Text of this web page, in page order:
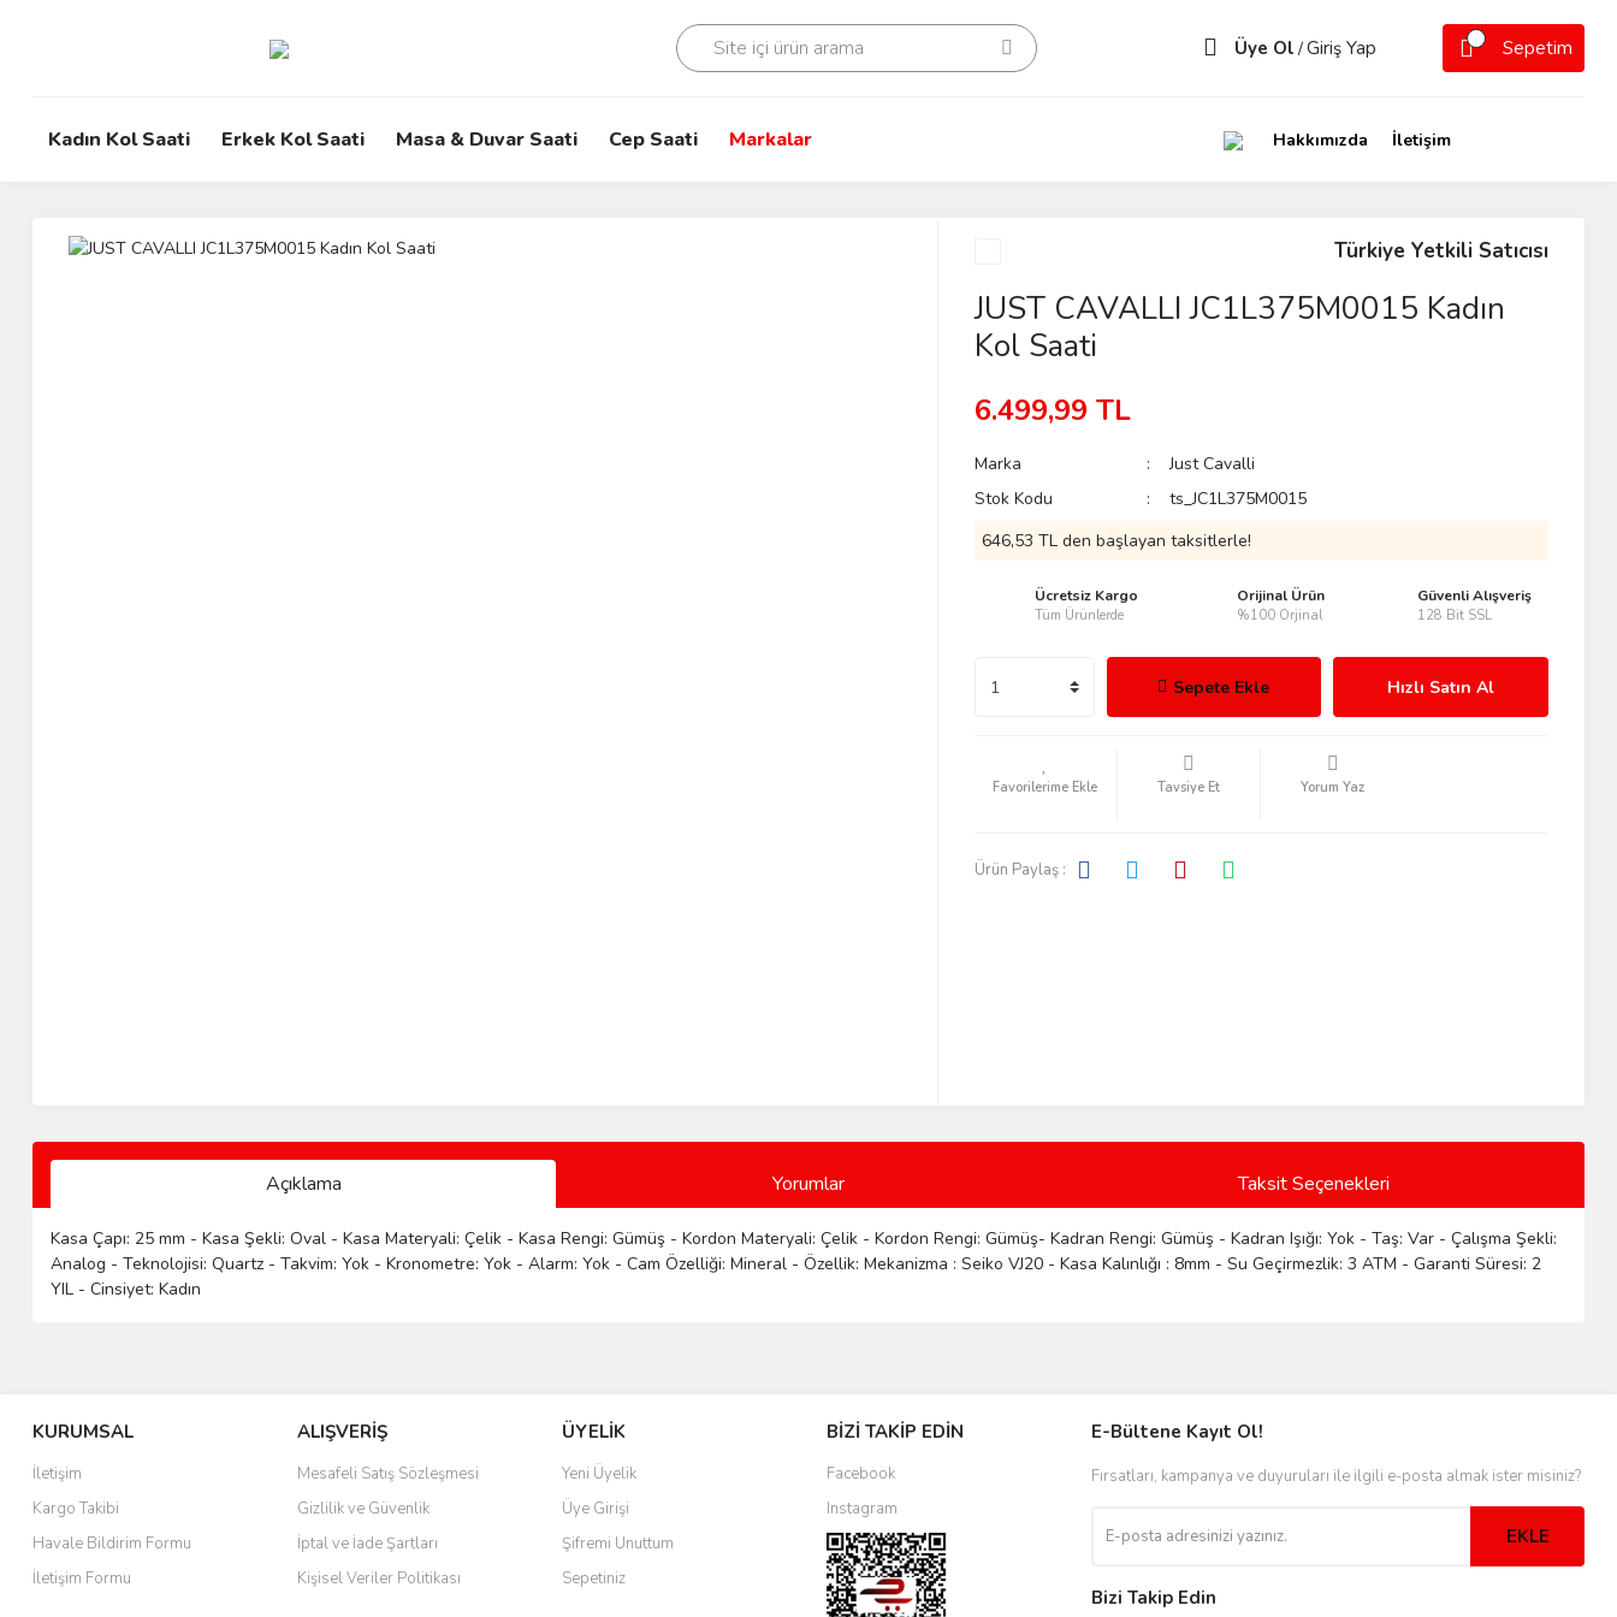
Üye Ol /Giriş Yap Sepetim
Kadın Kol Saati Erkek Kol Saati Masa & Duvar Saati Cep Saati Markalar Hakkımızda İletişim
Türkiye Yetkili Satıcısı
JUST CAVALLI JC1L375M0015 Kadın
Kol Saati
6.499,99 TL
Marka
Just Cavalli
Stok Kodu
ts_JC1L375M0015
646,53 TL den başlayan taksitlerle!
Ücretsiz Kargo
Tüm Ürünlerde
Orijinal Ürün
%100 Orjinal
Güvenli Alışveriş
128 Bit SSL
Sepete Ekle Hızlı Satın Al
Tavsiye Et Yorum Yaz
Ürün Paylaş :
Açıklama Yorumlar Taksit Seçenekleri
Kasa Çapı: 25 mm - Kasa Şekli: Oval - Kasa Materyali: Çelik - Kasa Rengi: Gümüş - Kordon Materyali: Çelik - Kordon Rengi: Gümüş- Kadran Rengi: Gümüş - Kadran Işığı: Yok - Taş: Var - Çalışma Şekli:
Analog - Teknolojisi: Quartz - Takvim: Yok - Kronometre: Yok - Alarm: Yok - Cam Özelliği: Mineral - Özellik: Mekanizma : Seiko VJ20 - Kasa Kalınlığı : 8mm - Su Geçirmezlik: 3 ATM - Garanti Süresi: 2
YIL - Cinsiyet: Kadın
KURUMSAL
İletişim
Kargo Takibi
Havale Bildirim Formu
İletişim Formu
ALIŞVERİŞ
Mesafeli Satış Sözleşmesi
Gizlilik ve Güvenlik
İptal ve İade Şartları
Kişisel Veriler Politikası
ÜYELİK
Yeni Üyelik
Üye Girişi
Şifremi Unuttum
Sepetiniz
BİZİ TAKİP EDİN
Facebook
Instagram
E-Bültene Kayıt Ol!
Fırsatları, kampanya ve duyuruları ile ilgili e-posta almak ister misiniz?
EKLE
Bizi Takip Edin